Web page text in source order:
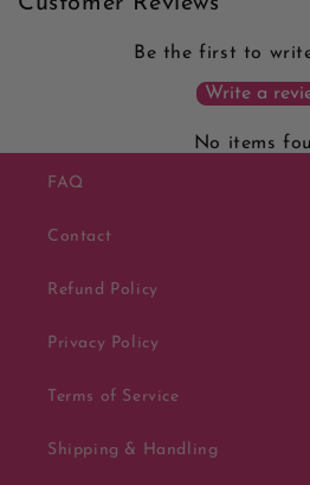
Be the first to
Write a
No items
FAQ
Contact
Refund Policy
Privacy Policy
Terms of Service
Shipping & Handling